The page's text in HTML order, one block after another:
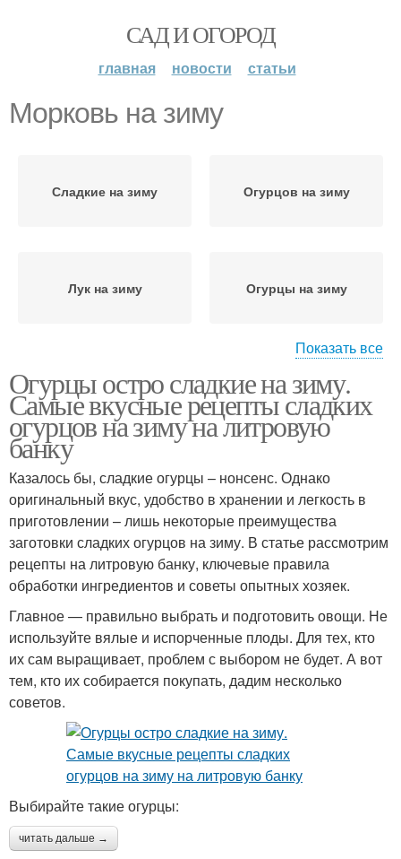
САД И ОГОРОД
главная новости статьи
Морковь на зиму
Сладкие на зиму Огурцов на зиму
Лук на зиму Огурцы на зиму
Огурцов с морковью Огурчики на зиму
Банка на зиму
Показать все
Огурцы остро сладкие на зиму.
Самые вкусные рецепты сладких
огурцов на зиму на литровую
банку
Казалось бы, сладкие огурцы – нонсенс. Однако
оригинальный вкус, удобство в хранении и легкость в
приготовлении – лишь некоторые преимущества
заготовки сладких огурцов на зиму. В статье рассмотрим
рецепты на литровую банку, ключевые правила
обработки ингредиентов и советы опытных хозяек.
Главное — правильно выбрать и подготовить овощи. Не
используйте вялые и испорченные плоды. Для тех, кто
их сам выращивает, проблем с выбором не будет. А вот
тем, кто их собирается покупать, дадим несколько
советов.
Выбирайте такие огурцы:
читать дальше →